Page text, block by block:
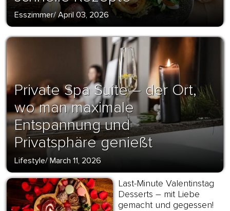
Esszimmer/April 03, 2026
Private Spa Suite – der Ort,
wo man maximale
Entspannung und
Privatsphäre genießt
Lifestyle/ March 11, 2026
Last-Minute Valentinstag
Desserts – mit Liebe
gemacht und gegessen!